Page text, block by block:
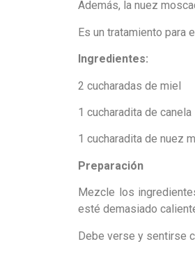
Además, la nuez
Es un tratamiento para
Ingredientes:
2 cucharadas de miel
1 cucharadita de canela
1 cucharadita de nuez
Preparación
Mezcle los
esté demasiado
Debe verse y sentirse